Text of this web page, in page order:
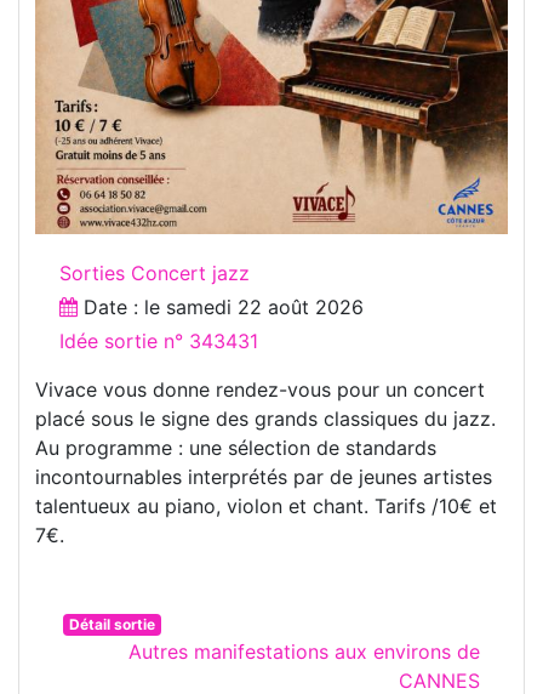
Sorties Concert jazz
Date : le samedi 22 août 2026
Idée sortie n° 343431
Vivace vous donne rendez-vous pour un concert
placé sous le signe des grands classiques du jazz.
Au programme : une sélection de standards
incontournables interprétés par de jeunes artistes
talentueux au piano, violon et chant. Tarifs /10€ et
7€.
Détail sortie
Autres manifestations aux environs de
CANNES